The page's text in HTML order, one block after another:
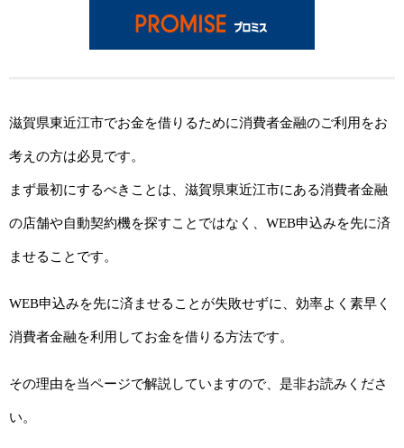
滋賀県東近江市でお金を借りるために消費者金融のご利用をお
考えの方は必見です。
まず最初にするべきことは、滋賀県東近江市にある消費者金融
の店舗や自動契約機を探すことではなく、WEB申込みを先に済
ませることです。
WEB申込みを先に済ませることが失敗せずに、効率よく素早く
消費者金融を利用してお金を借りる方法です。
その理由を当ページで解説していますので、是非お読みくださ
い。